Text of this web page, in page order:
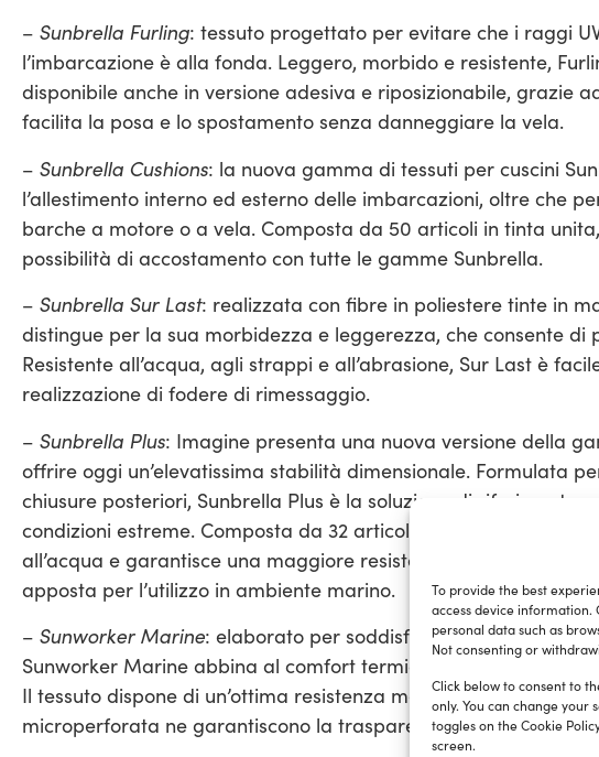
To provide the best
access device information.
personal data such as
Not consenting or
Click below to consent to
only. You can change your
toggles on the Cookie
screen.
– Sunbrella Furling: tessuto progettato per evitare che i raggi
l’imbarcazione è alla fonda. Leggero, morbido e resistente,
disponibile anche in versione adesiva e riposizionabile, grazie
facilita la posa e lo spostamento senza danneggiare la vela.
– Sunbrella Cushions: la nuova gamma di tessuti per cuscini
l’allestimento interno ed esterno delle imbarcazioni, oltre che
barche a motore o a vela. Composta da 50 articoli in tinta
possibilità di accostamento con tutte le gamme Sunbrella.
– Sunbrella Sur Last: realizzata con fibre in poliestere tinte in
distingue per la sua morbidezza e leggerezza, che consente
Resistente all’acqua, agli strappi e all’abrasione, Sur Last è
realizzazione di fodere di rimessaggio.
– Sunbrella Plus: Imagine presenta una nuova versione della
offrire oggi un’elevatissima stabilità dimensionale. Formulata
chiusure posteriori, Sunbrella Plus è la soluzione di riferimento
condizioni estreme. Composta da 32 articoli, la gamma
all’acqua e garantisce una maggiore resistenza alle muffe,
apposta per l’utilizzo in ambiente marino.
– Sunworker Marine: elaborato per soddisfare le nuove
Sunworker Marine abbina al comfort termico e visivo
Il tessuto dispone di un’ottima resistenza meccanica, e la sua
microperforata ne garantiscono la trasparenza e il filtraggio